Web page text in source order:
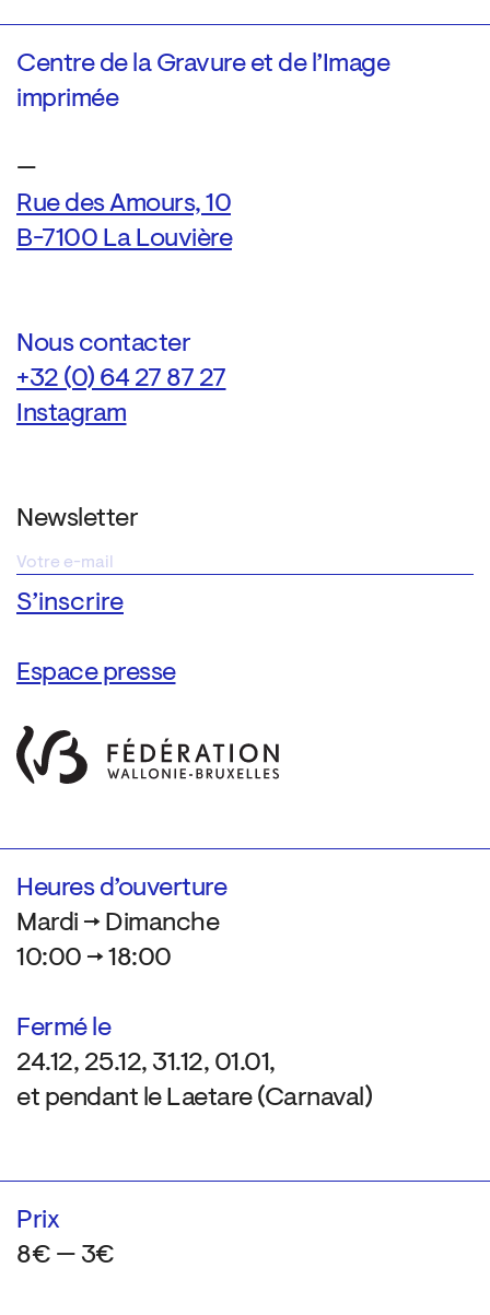
Centre de la Gravure et de l’Image
imprimée
—
Rue des Amours, 10
B-7100 La Louvière
Nous contacter
+32 (0) 64 27 87 27
Instagram
Newsletter
Espace presse
Heures d’ouverture
Mardi → Dimanche
10:00 → 18:00
Fermé le
24.12, 25.12, 31.12, 01.01,
et pendant le Laetare (Carnaval)
Prix
8€ — 3€